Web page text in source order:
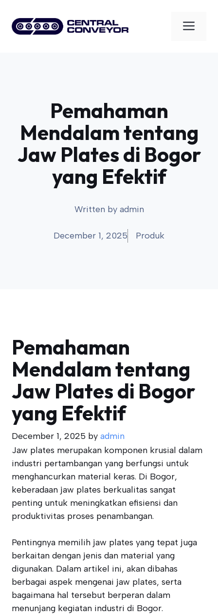
content
Pemahaman
Mendalam tentang
Jaw Plates di Bogor
yang Efektif
Written by admin
December 1, 2025 Produk
Pemahaman
Mendalam tentang
Jaw Plates di Bogor
yang Efektif
December 1, 2025 by admin
Jaw plates merupakan komponen krusial dalam
industri pertambangan yang berfungsi untuk
menghancurkan material keras. Di Bogor,
keberadaan jaw plates berkualitas sangat
penting untuk meningkatkan efisiensi dan
produktivitas proses penambangan.
Pentingnya memilih jaw plates yang tepat juga
berkaitan dengan jenis dan material yang
digunakan. Dalam artikel ini, akan dibahas
berbagai aspek mengenai jaw plates, serta
bagaimana hal tersebut berperan dalam
menunjang kegiatan industri di Bogor.